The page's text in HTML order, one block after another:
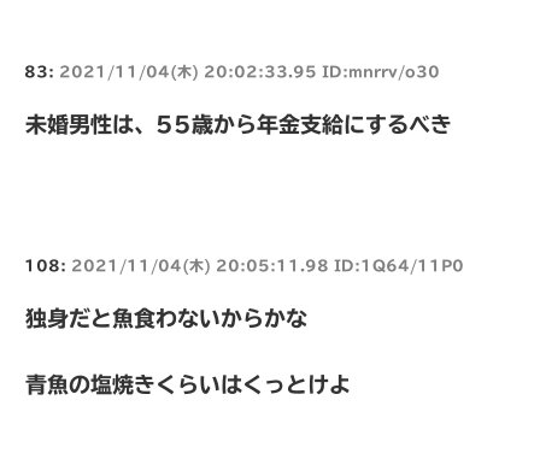
83: 2021/11/04(木) 20:02:33.95 ID:mnrrv/o30
未婚男性は、55歳から年金支給にするべき
108: 2021/11/04(木) 20:05:11.98 ID:1Q64/11P0
独身だと魚食わないからかな
青魚の塩焼きくらいはくっとけよ